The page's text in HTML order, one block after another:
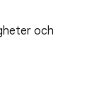
och